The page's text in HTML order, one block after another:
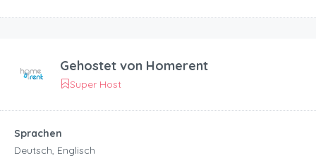
Gehostet von Homerent
Super Host
Sprachen
Deutsch, Englisch